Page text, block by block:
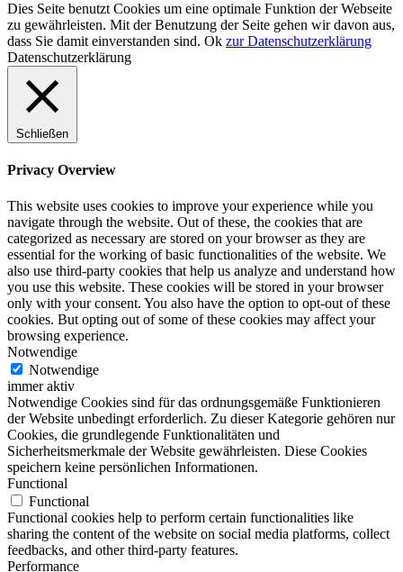
Dies Seite benutzt Cookies um eine optimale Funktion der Webseite
zu gewährleisten. Mit der Benutzung der Seite gehen wir davon aus,
dass Sie damit einverstanden sind. Ok zur Datenschutzerklärung
Datenschutzerklärung
Schließen
Privacy Overview
This website uses cookies to improve your experience while you
navigate through the website. Out of these, the cookies that are
categorized as necessary are stored on your browser as they are
essential for the working of basic functionalities of the website. We
also use third-party cookies that help us analyze and understand how
you use this website. These cookies will be stored in your browser
only with your consent. You also have the option to opt-out of these
cookies. But opting out of some of these cookies may affect your
browsing experience.
Notwendige
Notwendige
immer aktiv
Notwendige Cookies sind für das ordnungsgemäße Funktionieren
der Website unbedingt erforderlich. Zu dieser Kategorie gehören nur
Cookies, die grundlegende Funktionalitäten und
Sicherheitsmerkmale der Website gewährleisten. Diese Cookies
speichern keine persönlichen Informationen.
Functional
Functional
Functional cookies help to perform certain functionalities like
sharing the content of the website on social media platforms, collect
feedbacks, and other third-party features.
Performance